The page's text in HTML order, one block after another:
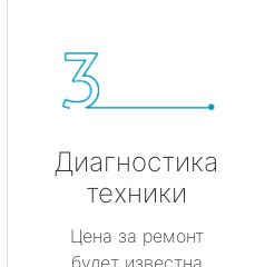
Диагностика
техники
Цена за ремонт
будет известна